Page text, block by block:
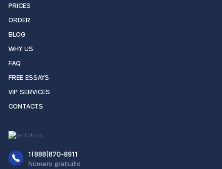
PRICES
ORDER
BLOG
WHY US
FAQ
FREE ESSAYS
VIP SERVICES
CONTACTS
1(888)870-8911
Número gratuito